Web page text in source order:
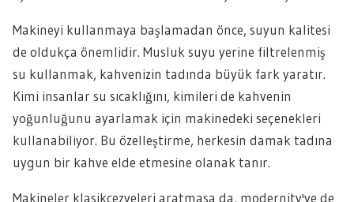
Makineyi kullanmaya başlamadan önce, suyun kalitesi
de oldukça önemlidir. Musluk suyu yerine filtrelenmiş
su kullanmak, kahvenizin tadında büyük fark yaratır.
Kimi insanlar su sıcaklığını, kimileri de kahvenin
yoğunluğunu ayarlamak için makinedeki seçenekleri
kullanabiliyor. Bu özelleştirme, herkesin damak tadına
uygun bir kahve elde etmesine olanak tanır.
Makineler klasikcezveleri aratmasa da, modernity'ye de